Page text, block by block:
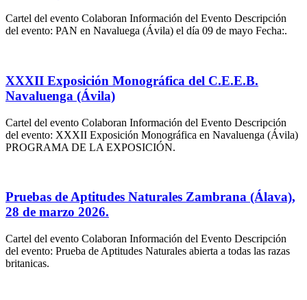
Cartel del evento Colaboran Información del Evento Descripción
del evento: PAN en Navaluega (Ávila) el día 09 de mayo Fecha:.
XXXII Exposición Monográfica del C.E.E.B.
Navaluenga (Ávila)
Cartel del evento Colaboran Información del Evento Descripción
del evento: XXXII Exposición Monográfica en Navaluenga (Ávila)
PROGRAMA DE LA EXPOSICIÓN.
Pruebas de Aptitudes Naturales Zambrana (Álava),
28 de marzo 2026.
Cartel del evento Colaboran Información del Evento Descripción
del evento: Prueba de Aptitudes Naturales abierta a todas las razas
britanicas.